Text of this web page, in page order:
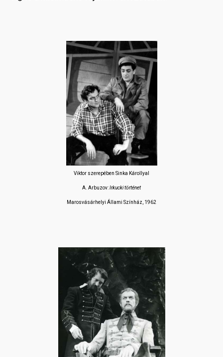
Viktor szerepében Sinka Károllyal
A. Arbuzov:Irkucki történet
Marosvásárhelyi Állami Színház, 1962